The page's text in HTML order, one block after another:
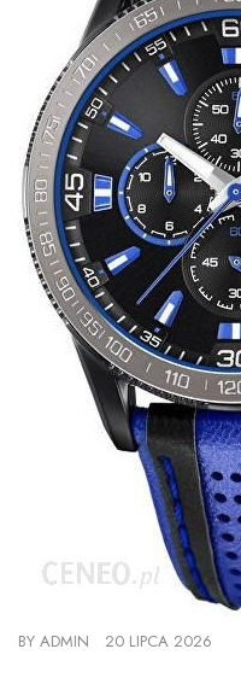
BY ADMIN 20 LIPCA 2026